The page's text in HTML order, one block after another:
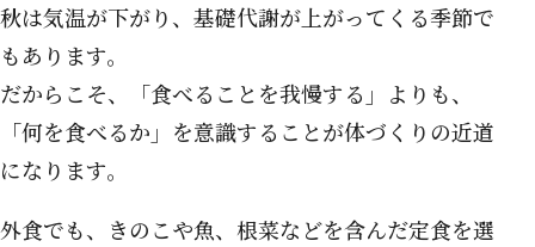
秋は気温が下がり、基礎代謝が上がってくる季節で
もあります。
だからこそ、「食べることを我慢する」よりも、
「何を食べるか」を意識することが体づくりの近道
になります。
外食でも、きのこや魚、根菜などを含んだ定食を選